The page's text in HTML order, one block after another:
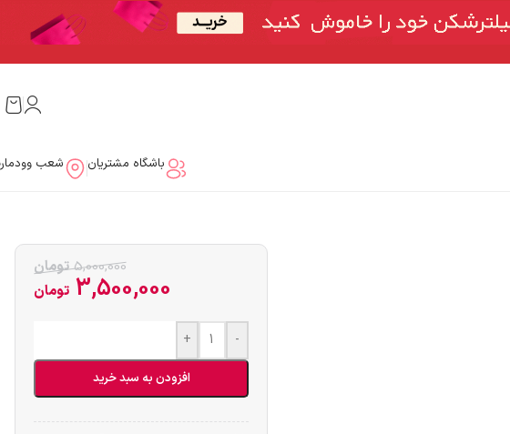
باشگاه مشتریان شعب
5,000,000 تومان
3,500,000 تومان
-
+
افزودن به سبد خرید